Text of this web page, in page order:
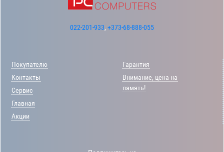
022-201-933, +373-68-888-055
Покупателю
Контакты
Сервис
Главная
Акции
Гарантия
Внимание, цена на
память!